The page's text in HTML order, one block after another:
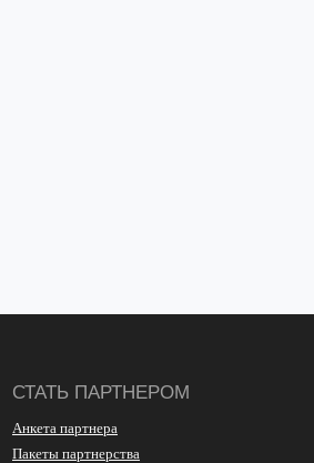
СТАТЬ ПАРТНЕРОМ
Анкета партнера
Пакеты партнерства